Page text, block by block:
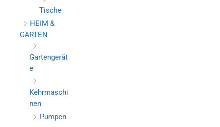
Tische
HEIM &
GARTEN
Gartengerät
e
Kehrmaschi
nen
Pumpen